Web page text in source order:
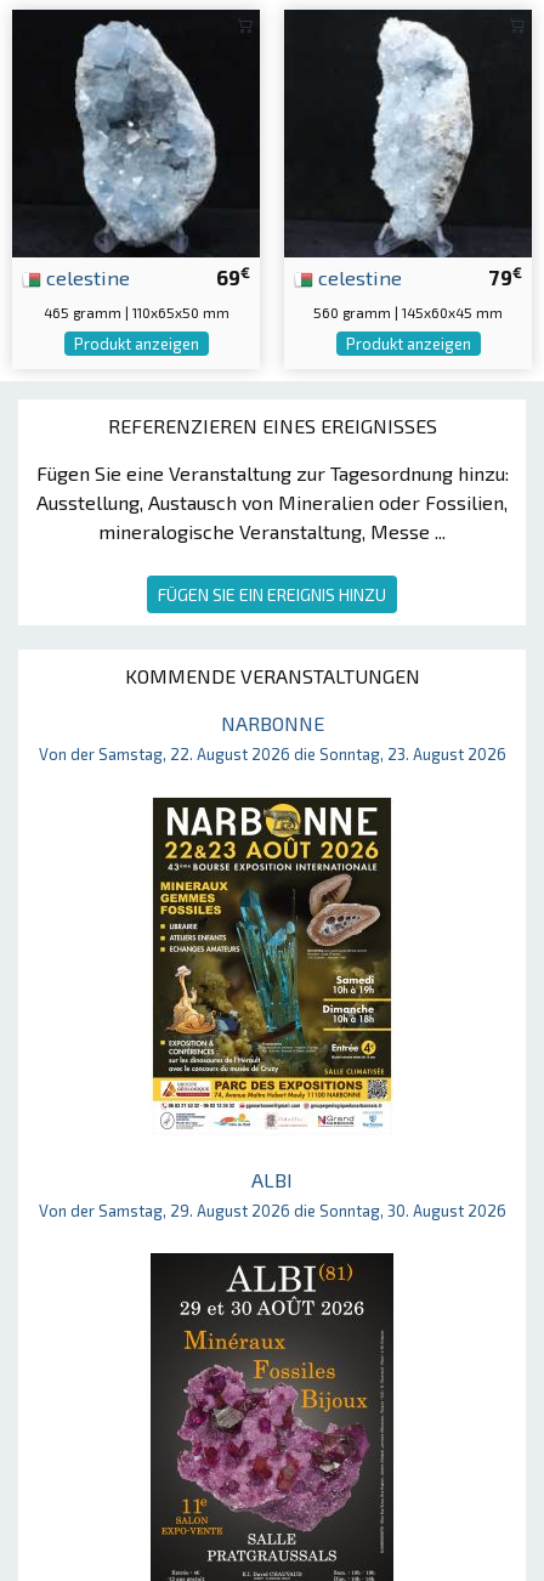
REFERENZIEREN EINES EREIGNISSES
Fügen Sie eine Veranstaltung zur Tagesordnung hinzu:
Ausstellung, Austausch von Mineralien oder Fossilien,
mineralogische Veranstaltung, Messe ...
FÜGEN SIE EIN EREIGNIS HINZU
KOMMENDE VERANSTALTUNGEN
NARBONNE
Von der Samstag, 22. August 2026 die Sonntag, 23. August 2026
ALBI
Von der Samstag, 29. August 2026 die Sonntag, 30. August 2026
69€
celestine
465 gramm | 110x65x50 mm
Produkt anzeigen
79€
celestine
560 gramm | 145x60x45 mm
Produkt anzeigen